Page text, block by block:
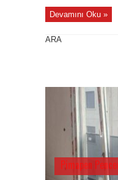
Devamını Oku »
ARA
Pimapen